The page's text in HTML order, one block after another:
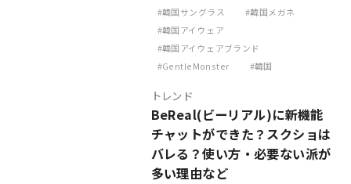
韓国サングラス
韓国メガネ
韓国アイウェア
韓国アイウェアブランド
GentleMonster
韓国
トレンド
BeReal(ビーリアル)に新機能
チャットができた？スクショは
バレる？使い方・必要ない派が
多い理由など